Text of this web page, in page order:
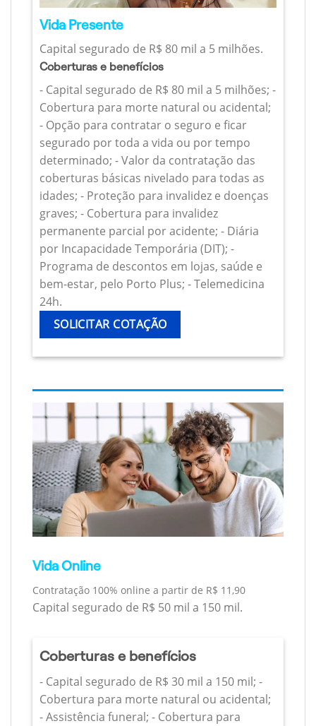
Vida Presente
Capital segurado de R$ 80 mil a 5 milhões.
Coberturas e benefícios
- Capital segurado de R$ 80 mil a 5 milhões; -
Cobertura para morte natural ou acidental;
- Opção para contratar o seguro e ficar
segurado por toda a vida ou por tempo
determinado; - Valor da contratação das
coberturas básicas nivelado para todas as
idades; - Proteção para invalidez e doenças
graves; - Cobertura para invalidez
permanente parcial por acidente; - Diária
por Incapacidade Temporária (DIT); -
Programa de descontos em lojas, saúde e
bem-estar, pelo Porto Plus; - Telemedicina
24h.
SOLICITAR COTAÇÃO
Vida Online
Contratação 100% online a partir de R$ 11,90
Capital segurado de R$ 50 mil a 150 mil.
Coberturas e benefícios
- Capital segurado de R$ 30 mil a 150 mil; -
Cobertura para morte natural ou acidental;
- Assistência funeral; - Cobertura para